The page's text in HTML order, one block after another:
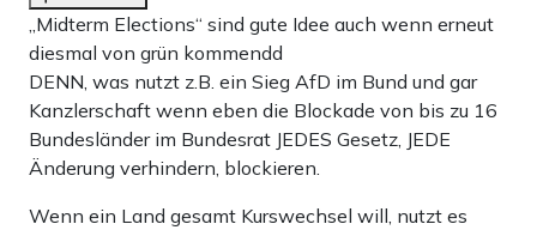
„Midterm Elections“ sind gute Idee auch wenn erneut
diesmal von grün kommendd
DENN, was nutzt z.B. ein Sieg AfD im Bund und gar
Kanzlerschaft wenn eben die Blockade von bis zu 16
Bundesländer im Bundesrat JEDES Gesetz, JEDE
Änderung verhindern, blockieren.
Wenn ein Land gesamt Kurswechsel will, nutzt es